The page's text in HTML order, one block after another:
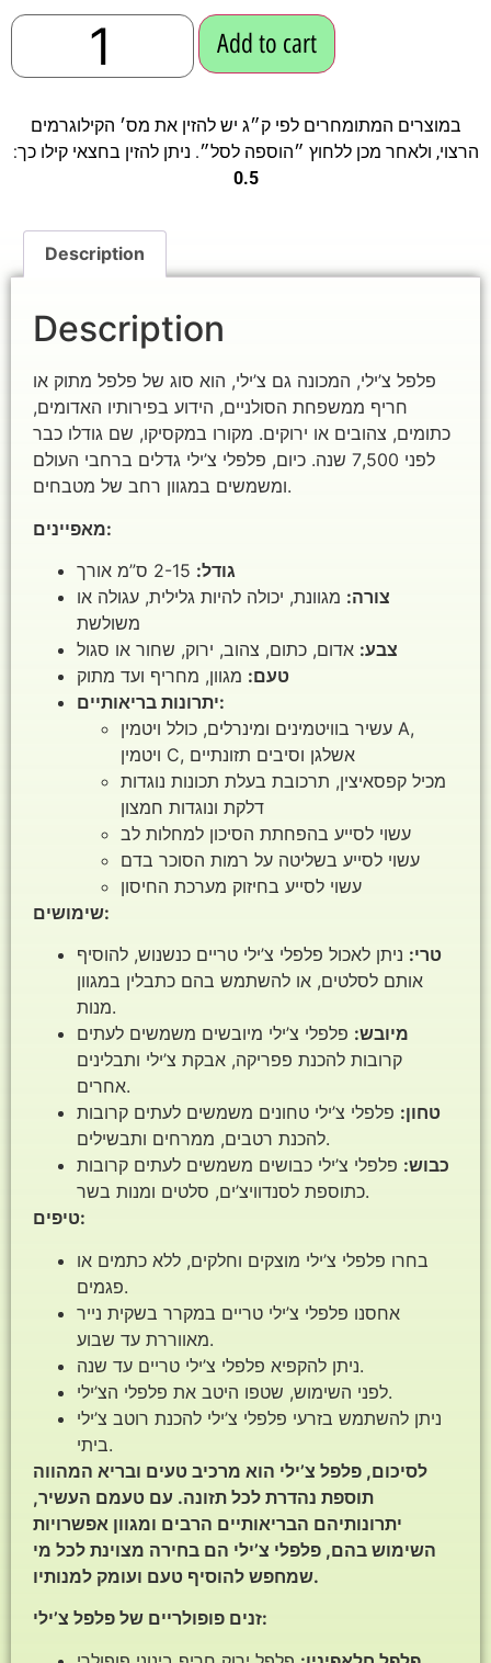
Add to cart
במוצרים המתומחרים לפי ק״ג יש להזין את מס׳ הקילוגרמים
הרצוי, ולאחר מכן ללחוץ ״הוספה לסל״. ניתן להזין בחצאי קילו כך:
0.5
Description
Description
פלפל צ’ילי, המכונה גם צ’ילי, הוא סוג של פלפל מתוק או
חריף ממשפחת הסולניים, הידוע בפירותיו האדומים,
כתומים, צהובים או ירוקים. מקורו במקסיקו, שם גודלו כבר
לפני 7,500 שנה. כיום, פלפלי צ’ילי גדלים ברחבי העולם
ומשמשים במגוון רחב של מטבחים.
מאפיינים:
גודל:
צורה: מגוונת, יכולה להיות גלילית, עגולה או
משולשת
צבע: אדום, כתום, צהוב, ירוק, שחור או סגול
טעם: מגוון, מחריף ועד מתוק
יתרונות בריאותיים:
עשיר בוויטמינים ומינרלים, כולל ויטמין A,
ויטמין C, אשלגן וסיבים תזונתיים
מכיל קפסאיצין, תרכובת בעלת תכונות נוגדות
דלקת ונוגדות חמצון
עשוי לסייע בהפחתת הסיכון למחלות לב
עשוי לסייע בשליטה על רמות הסוכר בדם
עשוי לסייע בחיזוק מערכת החיסון
שימושים:
טרי: ניתן לאכול פלפלי צ’ילי טריים כנשנוש, להוסיף
אותם לסלטים, או להשתמש בהם כתבלין במגוון
מנות.
מיובש: פלפלי צ’ילי מיובשים משמשים לעתים
קרובות להכנת פפריקה, אבקת צ’ילי ותבלינים
אחרים.
טחון: פלפלי צ’ילי טחונים משמשים לעתים קרובות
להכנת רטבים, ממרחים ותבשילים.
כבוש: פלפלי צ’ילי כבושים משמשים לעתים קרובות
כתוספת לסנדוויצ’ים, סלטים ומנות בשר.
טיפים:
בחרו פלפלי צ’ילי מוצקים וחלקים, ללא כתמים או
פגמים.
אחסנו פלפלי צ’ילי טריים במקרר בשקית נייר
מאווררת עד שבוע.
ניתן להקפיא פלפלי צ’ילי טריים עד שנה.
לפני השימוש, שטפו היטב את פלפלי הצ’ילי.
ניתן להשתמש בזרעי פלפלי צ’ילי להכנת רוטב צ’ילי
ביתי.
לסיכום, פלפל צ’ילי הוא מרכיב טעים ובריא המהווה
תוספת נהדרת לכל תזונה. עם טעמם העשיר,
יתרונותיהם הבריאותיים הרבים ומגוון אפשרויות
השימוש בהם, פלפלי צ’ילי הם בחירה מצוינת לכל מי
שמחפש להוסיף טעם ועומק למנותיו.
זנים פופולריים של פלפל צ’ילי: